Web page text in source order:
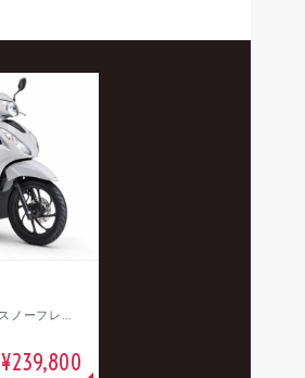
ホンダ / 110cc / パールスノーフレークホワイト
¥239,800